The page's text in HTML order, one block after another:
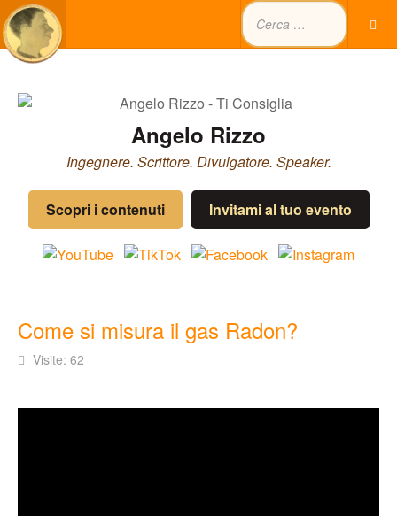
Angelo Rizzo
Ingegnere. Scrittore. Divulgatore. Speaker.
Scopri i contenuti Invitami al tuo evento
Come si misura il gas Radon?
Visite: 62